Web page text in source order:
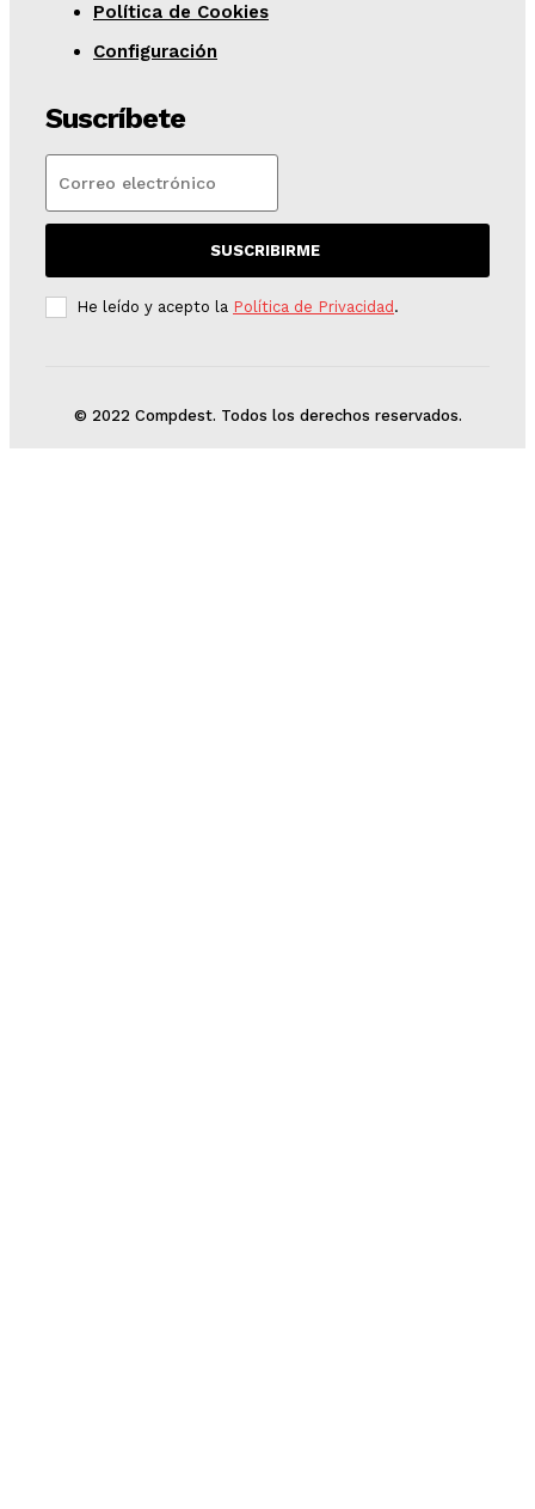
Política de Cookies
Configuración
Suscríbete
SUSCRIBIRME
He leído y acepto la Política de Privacidad .
© 2022 Compdest. Todos los derechos reservados.